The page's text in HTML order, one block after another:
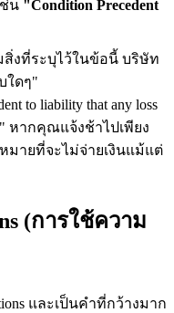
น "Condition Precedent
งที่ระบุไว้ในข้อนี้ บริษัท
ใดๆ"
to liability that any loss
หากคุณแจ้งช้าไปเพียง
มายที่จะไม่จ่ายเงินแม้แต่
(การใช้ความ
และเป็นคำที่กว้างมาก